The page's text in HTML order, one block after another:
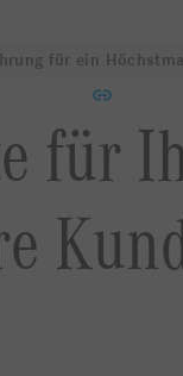
für ein
für